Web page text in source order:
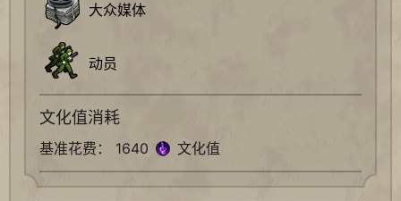
大众媒体
动员
文化值消耗
基准花费： 1640 文化值